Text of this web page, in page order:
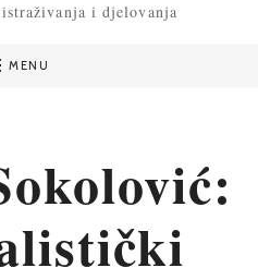
i djelovanja
MENU